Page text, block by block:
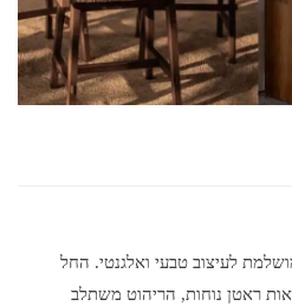
לעיצוב טבעי ואלגנטי. החל
ראטן נוחות, הריהוט משתלב